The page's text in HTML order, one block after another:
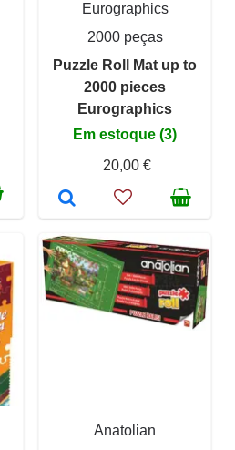
Eurographics
2000 peças
Puzzle Roll Mat up to
2000 pieces
Eurographics
Em estoque (3)
20,00 €
Anatolian